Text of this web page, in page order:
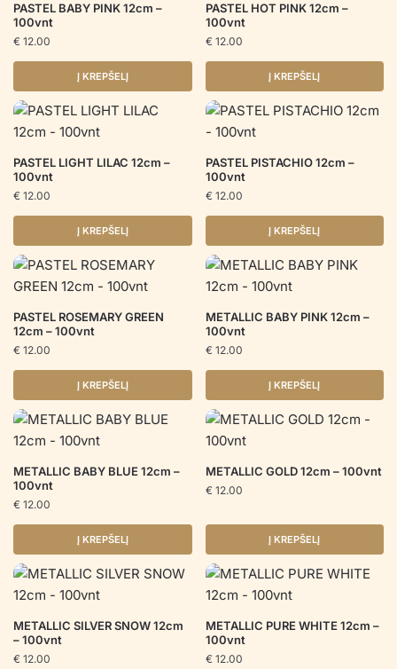
PASTEL BABY PINK 12cm –
100vnt
€ 12.00
Į KREPŠELĮ
PASTEL HOT PINK 12cm –
100vnt
€ 12.00
Į KREPŠELĮ
PASTEL LIGHT LILAC 12cm –
100vnt
€ 12.00
Į KREPŠELĮ
PASTEL PISTACHIO 12cm –
100vnt
€ 12.00
Į KREPŠELĮ
PASTEL ROSEMARY GREEN
12cm – 100vnt
€ 12.00
Į KREPŠELĮ
METALLIC BABY PINK 12cm –
100vnt
€ 12.00
Į KREPŠELĮ
METALLIC BABY BLUE 12cm –
100vnt
€ 12.00
Į KREPŠELĮ
METALLIC GOLD 12cm – 100vnt
€ 12.00
Į KREPŠELĮ
METALLIC SILVER SNOW 12cm
– 100vnt
€ 12.00
METALLIC PURE WHITE 12cm –
100vnt
€ 12.00